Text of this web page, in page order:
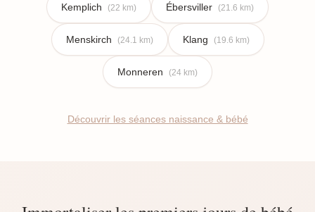
Kemplich (22 km) Ébersviller (21.6 km)
Menskirch (24.1 km) Klang (19.6 km)
Monneren (24 km)
Découvrir les séances naissance & bébé